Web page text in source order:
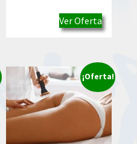
originalactual
39.00€.
Ver Oferta
¡Oferta!